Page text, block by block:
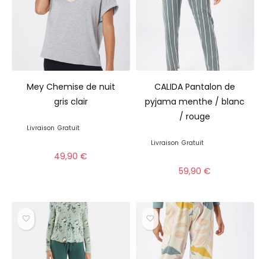
Mey Chemise de nuit
gris clair
Livraison Gratuit
49,90€
CALIDA Pantalon de
pyjama menthe / blanc
/ rouge
Livraison Gratuit
59,90€